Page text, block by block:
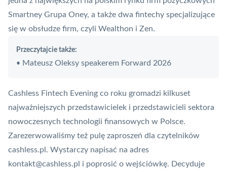
Smartney Grupa Oney, a także dwa fintechy specjalizujące
się w obsłudze firm, czyli Wealthon i Zen.
Przeczytajcie także:
• Mateusz Oleksy speakerem Forward 2026
Cashless Fintech Evening co roku gromadzi kilkuset
najważniejszych przedstawicielek i przedstawicieli sektora
nowoczesnych technologii finansowych w Polsce.
Zarezerwowaliśmy też pulę zaproszeń dla czytelników
cashless.pl. Wystarczy napisać na adres
kontakt@cashless.pl i poprosić o wejściówkę. Decyduje